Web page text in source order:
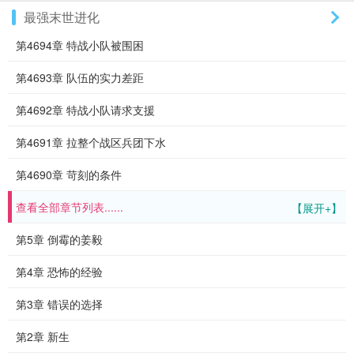
最强末世进化
第4694章 特战小队被围困
第4693章 队伍的实力差距
第4692章 特战小队请求支援
第4691章 拉整个战区兵团下水
第4690章 苛刻的条件
【展开+】
查看全部章节列表......
第5章 倒霉的姜毅
第4章 恐怖的经验
第3章 错误的选择
第2章 新生